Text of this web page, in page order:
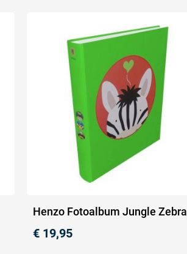
Henzo Fotoalbum Jungle Zebra
€ 19,95